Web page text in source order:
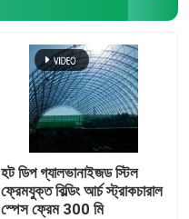
হট ডিপ গ্যালভানাইজড স্টিল
ফ্রেমযুক্ত বিল্ডিং আর্চ স্ট্রাকচারাল
স্পেস ফ্রেম 300 মি